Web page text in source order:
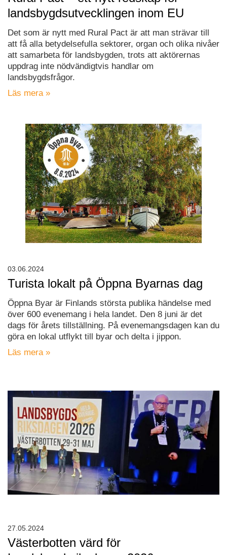
landsbygdsutvecklingen inom EU
Det som är nytt med Rural Pact är att man strävar till
att få alla betydelsefulla sektorer, organ och olika nivåer
att samarbeta för landsbygden, trots att aktörernas
uppdrag inte nödvändigtvis handlar om
landsbygdsfrågor.
Läs mera »
Turista lokalt på Öppna Byarnas dag
Öppna Byar är Finlands största publika händelse med
över 600 evenemang i hela landet. Den 8 juni är det
dags för årets tillställning. På evenemangsdagen kan du
göra en lokal utflykt till byar och delta i jippon.
Läs mera »
03.06.2024
Västerbotten värd för
27.05.2024